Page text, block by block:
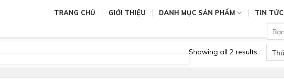
TRANG CHỦ GIỚI THIỆU DANH MỤC SẢN PHẨM TIN TỨC
kiếm:
Showing all 2 results